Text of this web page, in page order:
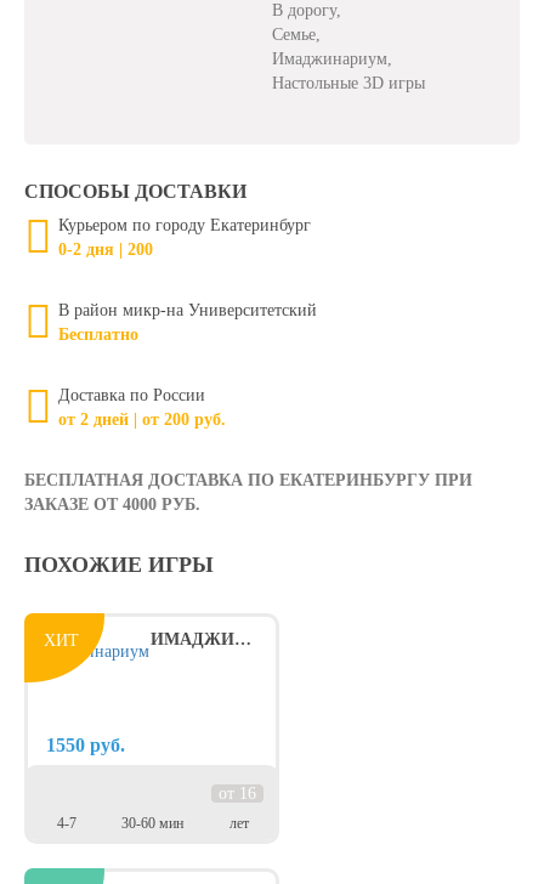
В дорогу,
Семье,
Имаджинариум,
Настольные 3D игры
СПОСОБЫ ДОСТАВКИ
Курьером по городу Екатеринбург
0-2 дня | 200
В район микр-на Университетский
Бесплатно
Доставка по России
от 2 дней | от 200 руб.
БЕСПЛАТНАЯ ДОСТАВКА ПО ЕКАТЕРИНБУРГУ ПРИ
ЗАКАЗЕ ОТ 4000 РУБ.
ПОХОЖИЕ ИГРЫ
ХИТ ИМАДЖИНАРИУМ
1550 руб.
4-7 30-60 мин
от 16
лет